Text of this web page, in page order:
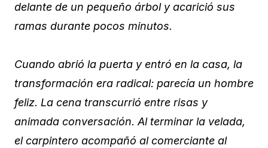
delante de un pequeño árbol y acarició sus
ramas durante pocos minutos.
Cuando abrió la puerta y entró en la casa, la
transformación era radical: parecía un hombre
feliz. La cena transcurrió entre risas y
animada conversación. Al terminar la velada,
el carpintero acompañó al comerciante al